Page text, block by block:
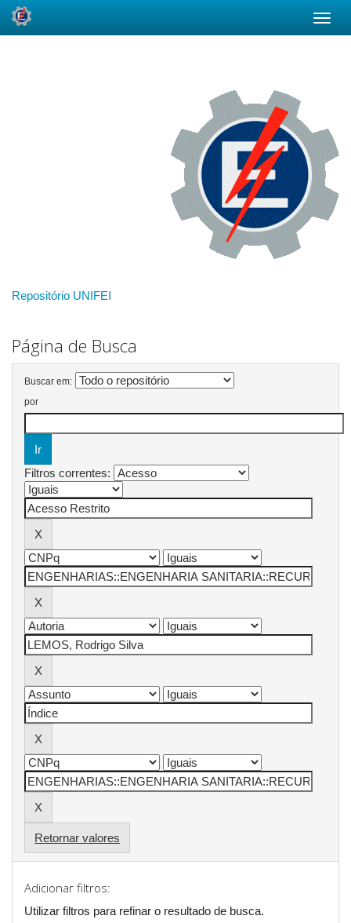
Repositório UNIFEI
Página de Busca
Buscar em:
por
Filtros correntes:
Retornar valores
Adicionar filtros:
Utilizar filtros para refinar o resultado de busca.